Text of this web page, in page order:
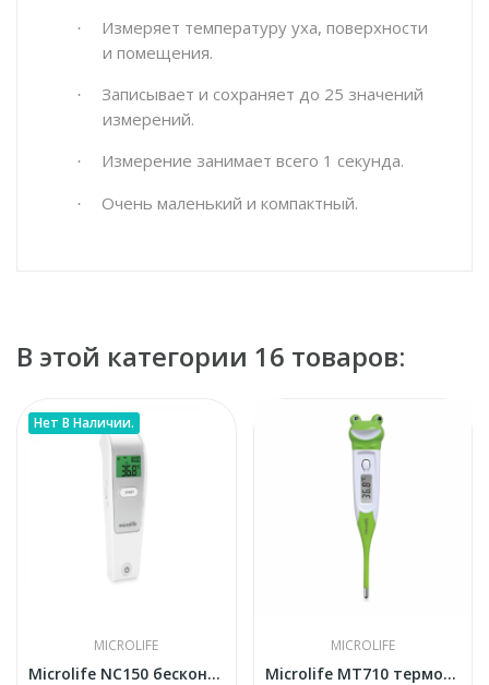
·
Измеряет температуру уха, поверхности
и помещения.
·
Записывает и сохраняет до 25 значений
измерений.
· Измерение занимает всего 1 секунда.
· Очень маленький и компактный.
В этой категории 16 товаров:
Нет В Наличии.
MICROLIFE
Microlife NC150 бесконтактный термометр
MICROLIFE
Microlife MT710 термометр электронный